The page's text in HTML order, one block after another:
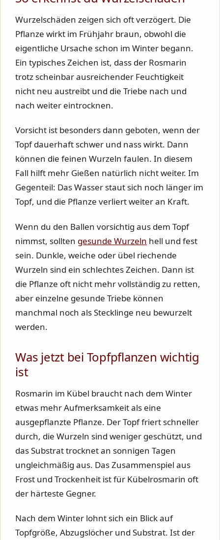
Wurzelschäden zeigen sich oft verzögert. Die
Pflanze wirkt im Frühjahr braun, obwohl die
eigentliche Ursache schon im Winter begann.
Ein typisches Zeichen ist, dass der Rosmarin
trotz scheinbar ausreichender Feuchtigkeit
nicht neu austreibt und die Triebe nach und
nach weiter eintrocknen.
Vorsicht ist besonders dann geboten, wenn der
Topf dauerhaft schwer und nass wirkt. Dann
können die feinen Wurzeln faulen. In diesem
Fall hilft mehr Gießen natürlich nicht weiter. Im
Gegenteil: Das Wasser staut sich noch länger im
Topf, und die Pflanze verliert weiter an Kraft.
Wenn du den Ballen vorsichtig aus dem Topf
nimmst, sollten gesunde Wurzeln hell und fest
sein. Dunkle, weiche oder übel riechende
Wurzeln sind ein schlechtes Zeichen. Dann ist
die Pflanze oft nicht mehr vollständig zu retten,
aber einzelne gesunde Triebe können
manchmal noch als Stecklinge neu bewurzelt
werden.
Was jetzt bei Topfpflanzen wichtig
ist
Rosmarin im Kübel braucht nach dem Winter
etwas mehr Aufmerksamkeit als eine
ausgepflanzte Pflanze. Der Topf friert schneller
durch, die Wurzeln sind weniger geschützt, und
das Substrat trocknet an sonnigen Tagen
ungleichmäßig aus. Das Zusammenspiel aus
Frost und Trockenheit ist für Kübelrosmarin oft
der härteste Gegner.
Nach dem Winter lohnt sich ein Blick auf
Topfgröße, Abzugslöcher und Substrat. Ist der